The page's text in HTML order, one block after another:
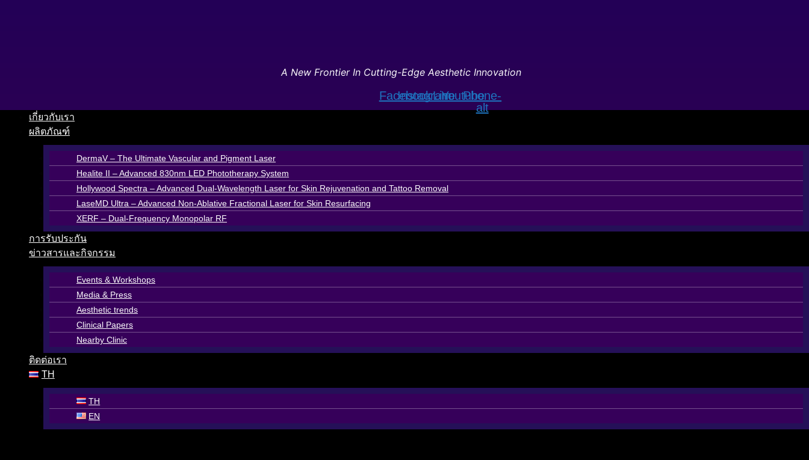
A New Frontier In Cutting-Edge Aesthetic Innovation
Facebook
Instagram
Line
Youtube
Phone-
alt
เกี่ยวกับเรา
ผลิตภัณฑ์
DermaV – The Ultimate Vascular and Pigment Laser
Healite II – Advanced 830nm LED Phototherapy System
Hollywood Spectra – Advanced Dual-Wavelength Laser for Skin Rejuvenation and Tattoo Removal
LaseMD Ultra – Advanced Non-Ablative Fractional Laser for Skin Resurfacing
XERF – Dual-Frequency Monopolar RF
การรับประกัน
ข่าวสารและกิจกรรม
Events & Workshops
Media & Press
Aesthetic trends
Clinical Papers
Nearby Clinic
ติดต่อเรา
TH
TH
EN